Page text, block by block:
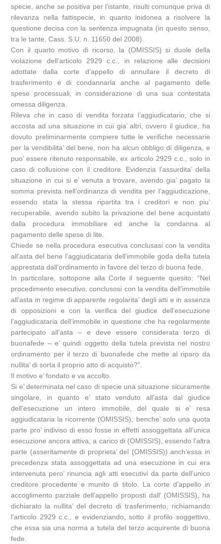
specie, anche se positiva per l’istante, risulti comunque priva di
rilevanza nella fattispecie, in quanto inidonea a risolvere la
questione decisa con la sentenza impugnata (in questo senso,
tra le tante, Cass. S.U. n. 11650 del 2008).
Con il quarto motivo di ricorso, la (OMISSIS) si duole della
violazione dell’articolo 2929 c.c., in relazione alle decisioni
adottate dalla corte d’appello di annullare il decreto di
trasferimento e di condannarla anche al pagamento delle
spese processuali, in considerazione di una sua contestata
omessa diligenza.
Rileva che in caso di vendita forzata l’aggiudicatario, che si
accosta ad una situazione in cui gia’ altri, ovvero il giudice, ha
dovuto preliminarmente compiere tutte le verifiche necessarie
per la vendibilita’ del bene, non ha alcun obbligo di diligenza, e
puo’ essere ritenuto responsabile, ex articolo 2929 c.c., solo in
caso di collusione con il creditore. Evidenzia l’assurdita’ della
situazione in cui si e’ venuta a trovare, avendo gia’ pagato la
somma prevista nell’ordinanza di vendita per l’aggiudicazione,
essendo stata la stessa ripartita tra i creditori e non piu’
recuperabile, avendo subito la privazione del bene acquistato
dalla procedura immobiliare ed anche la condanna al
pagamento delle spese di lite.
Chiede se nella procedura esecutiva conclusasi con la vendita
all’asta del bene l’aggiudicataria dell’immobile goda della tutela
apprestata dall’ordinamento in favore del terzo di buona fede.
In particolare, sottopone alla Corte il seguente quesito: “Nel
procedimento esecutivo, conclusosi con la vendita dell’immobile
all’asta in regime di apparente regolarita’ degli atti e in assenza
di opposizioni e con la verifica del giudice dell’esecuzione
l’aggiudicataria dell’immobile in questione che ha regolarmente
partecipato all’asta – e deve essere considerata terzo di
buonafede – e’ quindi oggetto della tutela prevista nel nostro
ordinamento per il terzo di buonafede che mette al riparo da
nullita’ di sorta il proprio atto di acquisto?”.
Il motivo e’ fondato e va accolto.
Si e’ determinata nel caso di specie una situazione sicuramente
singolare, in quanto e’ stato venduto all’asta dal giudice
dell’esecuzione un intero immobile, del quale si e’ resa
aggiudicataria la ricorrente (OMISSIS), benche’ solo una quota
parte pro’ indiviso di esso fosse in effetti assoggettata all’unica
esecuzione ancora attiva, a carico di (OMISSIS), essendo l’altra
parte (asseritamente di proprieta’ del (OMISSIS)) anch’essa in
precedenza stata assoggettata ad una esecuzione in cui era
intervenuta pero’ rinuncia agli atti esecutivi da parte dell’unico
creditore procedente e munito di titolo. La corte d’appello in
accoglimento parziale dell’appello proposti dall’ (OMISSIS), ha
dichiarato la nullita’ del decreto di trasferimento, richiamando
l’articolo 2929 c.c., e evidenziando, sotto il profilo soggettivo,
che essa sia una norma a tutela del terzo acquirente di buona
fede.